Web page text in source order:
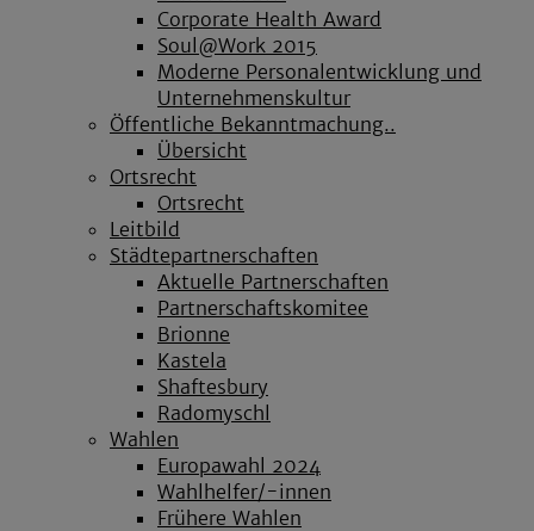
Corporate Health Award
Soul@Work 2015
Moderne Personalentwicklung und
Unternehmenskultur
Öffentliche Bekanntmachung..
Übersicht
Ortsrecht
Ortsrecht
Leitbild
Städtepartnerschaften
Aktuelle Partnerschaften
Partnerschaftskomitee
Brionne
Kastela
Shaftesbury
Radomyschl
Wahlen
Europawahl 2024
Wahlhelfer/-innen
Frühere Wahlen